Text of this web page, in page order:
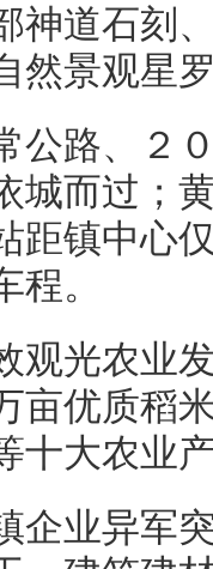
神道石刻
然景观星
公路、２
城而过；
距镇中心
。
观光农业
亩优质稻
十大农业
企业异军